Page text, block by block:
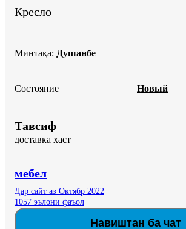
Кресло
Минтақа: Душанбе
Состояние Новый
Тавсиф
доставка хаст
мебел
Дар сайт аз Октябр 2022
1057 эълони фаъол
Навиштан ба чат